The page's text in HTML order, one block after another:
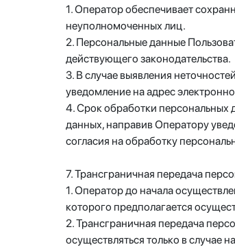
1. Оператор обеспечивает
неуполномоченных лиц.
2. Персональные данные
действующего законодательства.
3. В случае выявления
уведомление на адрес
4. Срок обработки персональных
данных, направив Оператору
согласия на обработку
7. Трансграничная передача
1. Оператор до начала
которого предполагается
2. Трансграничная передача
осуществляться только в случае